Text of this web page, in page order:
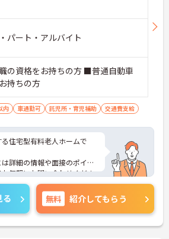
パート・アルバイト
の資格をお持ちの方 ■普通自動車
持ちの方
内 車通勤可 託児所・育児補助 交通費支給
住宅型有料老人ホームで
詳細の情報や面接のポイン
気軽にお問い合わせくださ
る 無料 紹介してもらう